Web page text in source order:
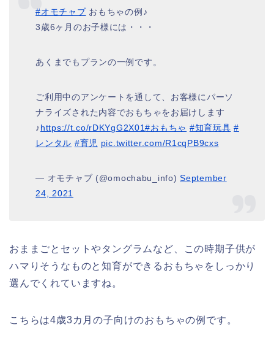
#オモチャブ おもちゃの例♪
3歳6ヶ月のお子様には・・・
あくまでもプランの一例です。
ご利用中のアンケートを通して、お客様にパーソ
ナライズされた内容でおもちゃをお届けします
♪https://t.co/rDKYgG2X01#おもちゃ #知育玩具 #
レンタル #育児 pic.twitter.com/R1cqPB9cxs
— オモチャブ (@omochabu_info)September
24, 2021
おままごとセットやタングラムなど、この時期子供が
ハマりそうなものと知育ができるおもちゃをしっかり
選んでくれていますね。
こちらは4歳3カ月の子向けのおもちゃの例です。